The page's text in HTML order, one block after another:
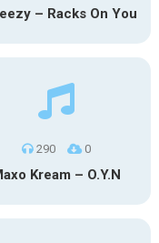
– Racks On You
290 0
Kream – O.Y.N